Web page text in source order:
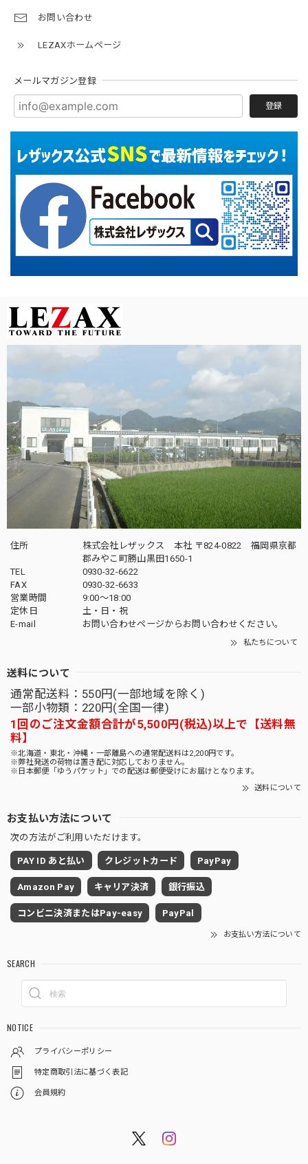
お問い合わせ
LEZAXホームページ
メールマガジン登録
登録
住所
株式会社レザックス 本社 〒824-0822 福岡県京都
郡みやこ町勝山黒田1650-1
TEL
0930-32-6622
FAX
0930-32-6633
営業時間
9:00〜18:00
定休日
土・日・祝
E-mail
お問い合わせページからお問い合わせください。
私たちについて
送料について
通常配送料：550円(一部地域を除く)
一部小物類：220円(全国一律)
1回のご注文金額合計が5,500円(税込)以上で【送料無
料】
※北海道・東北・沖縄・一部離島への通常配送料は2,200円です。
※弊社発送の荷物は置き配に対応しておりません。
※日本郵便「ゆうパケット」での配送は郵便受けにお届けとなります。
送料について
お支払い方法について
次の方法がご利用いただけます。
PAY ID あと払い クレジットカード PayPay
Amazon Pay キャリア決済 銀行振込
コンビニ決済またはPay-easy PayPal
お支払い方法について
SEARCH
NOTICE
プライバシーポリシー
特定商取引法に基づく表記
会員規約